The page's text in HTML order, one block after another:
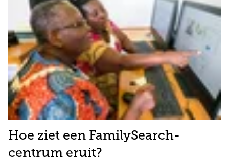
Hoe ziet een FamilySearch-
centrum eruit?